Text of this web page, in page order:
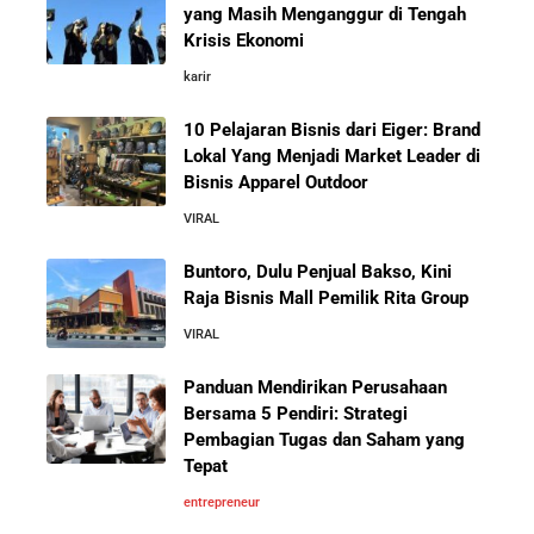
Cara Mendirikan Kafe Sukses Seperti Kopi Kenangan,
Fore Coffee, dan Tuku: Panduan Lengkap untuk Pemula
Rahasia Sukses Starbucks: Strategi Branding dan
Pengalaman Pelanggan yang Bisa Kamu Tiru
5 Cara Aman Pindah Kuadran dari Karyawan ke
Kacau
10 Kiat Aman Memulai Bisnis dari Nol: Panduan
Lengkap untuk Pemula
5 Alasan Kenapa Bekerja di Perusahaan Orang Lain
Sebelum Memulai Usaha Sendiri Adalah Langkah
yang Masih Menganggur di Tengah
Krisis Ekonomi
karir
10 Pelajaran Bisnis dari Eiger: Brand
Lokal Yang Menjadi Market Leader di
Bisnis Apparel Outdoor
VIRAL
Buntoro, Dulu Penjual Bakso, Kini
Raja Bisnis Mall Pemilik Rita Group
VIRAL
Panduan Mendirikan Perusahaan
Bersama 5 Pendiri: Strategi
Pembagian Tugas dan Saham yang
Tepat
entrepreneur